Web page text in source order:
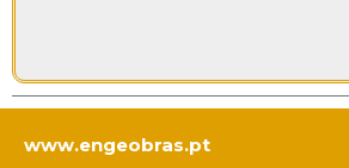
www.engeobras.pt